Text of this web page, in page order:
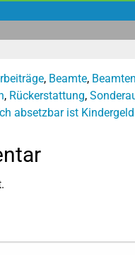
, Beamte,
, Rückerstattung,
absetzbar ist